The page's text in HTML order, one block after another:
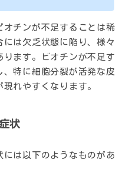
チンが不足することは稀
は欠乏状態に陥り、様々
ます。ビオチンが不足す
特に細胞分裂が活発な皮
れやすくなります。
状
には以下のようなものがあ